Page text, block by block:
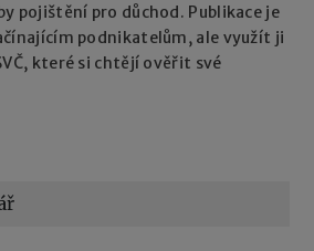
pojištění pro důchod. Publikace je
podnikatelům, ale využít ji
které si chtějí ověřit své